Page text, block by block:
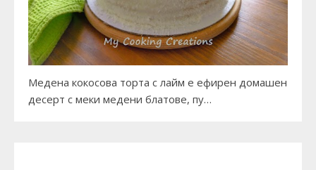
Медена кокосова торта с лайм е ефирен домашен
десерт с меки медени блатове, пу…